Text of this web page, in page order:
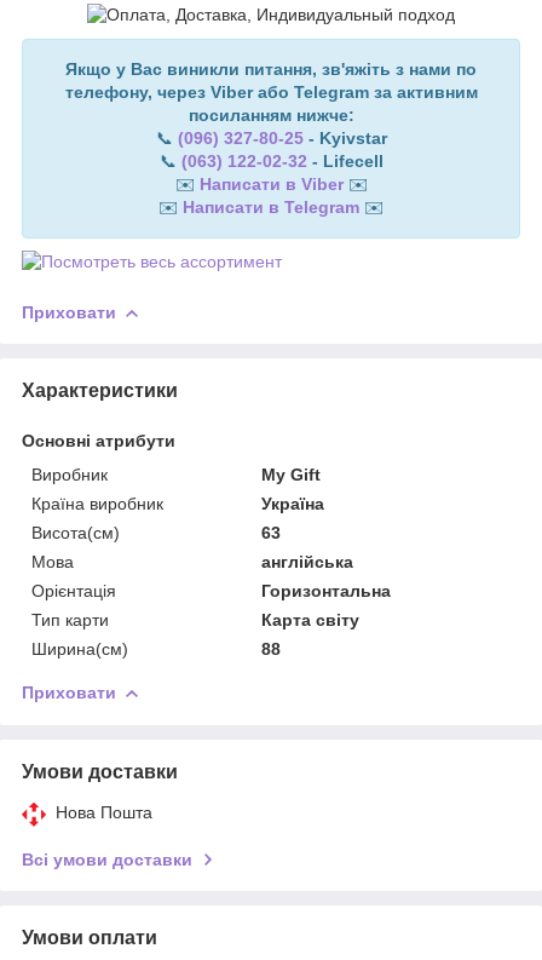
Якщо у Вас виникли питання, зв'яжіть з нами по
телефону, через Viber або Telegram за активним
посиланням нижче:
📞 (096) 327-80-25- Kyivstar
📞 (063) 122-02-32 - Lifecell
✉️ Написати в Viber ✉️
✉️ Написати в Telegram ✉️
Приховати
Характеристики
Основні атрибути
Виробник
My Gift
Країна виробник
Україна
Висота(см)
63
Мова
англійська
Орієнтація
Горизонтальна
Тип карти
Карта світу
Ширина(см)
88
Приховати
Умови доставки
Нова Пошта
Всі умови доставки
Умови оплати